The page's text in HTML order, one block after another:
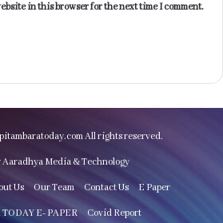
in this browser for the next time I comment.
All rights reserved.
Aaradhya Media & Technology
Us Our Team Contact Us E Paper
E- PAPER Covid Report